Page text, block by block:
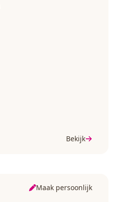
Bekijk
Maak persoonlijk